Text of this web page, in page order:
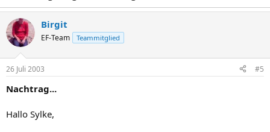
Birgit
EF-Team Teammitglied
26 Juli 2003 #5
Nachtrag...
Hallo Sylke,